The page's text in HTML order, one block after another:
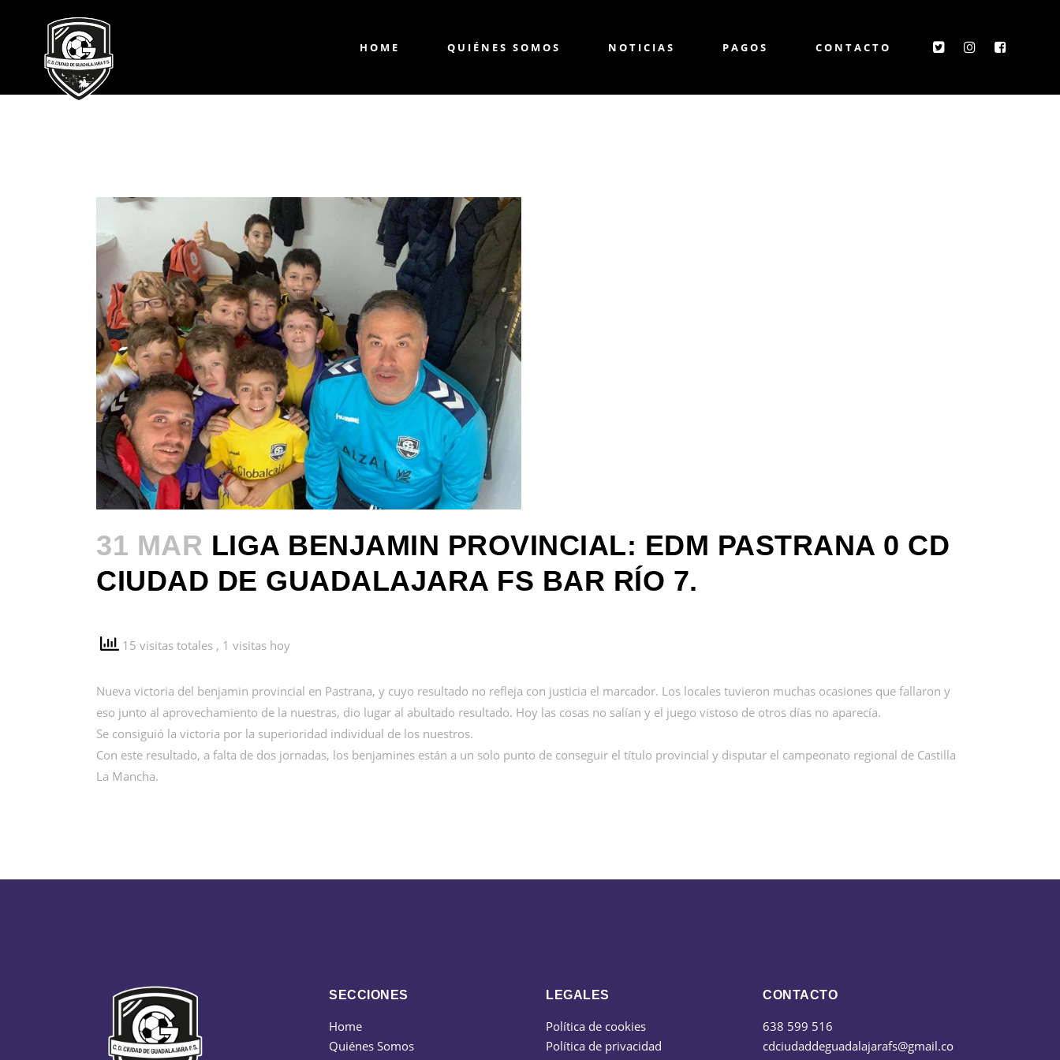
HOME QUIÉNES SOMOS NOTICIAS PAGOS CONTACTO
31 MAR LIGA BENJAMIN PROVINCIAL: EDM PASTRANA 0 CD
CIUDAD DE GUADALAJARA FS BAR RÍO 7.
15 visitas totales , 1 visitas hoy
Nueva victoria del benjamin provincial en Pastrana, y cuyo resultado no refleja con justicia el marcador. Los locales tuvieron muchas ocasiones que fallaron y
eso junto al aprovechamiento de la nuestras, dio lugar al abultado resultado. Hoy las cosas no salían y el juego vistoso de otros días no aparecía.
Se consiguió la victoria por la superioridad individual de los nuestros.
Con este resultado, a falta de dos jornadas, los benjamines están a un solo punto de conseguir el título provincial y disputar el campeonato regional de Castilla
La Mancha.
SECCIONES
Home
Quiénes Somos
LEGALES
Política de cookies
Política de privacidad
CONTACTO
638 599 516
cdciudaddeguadalajarafs@gmail.co